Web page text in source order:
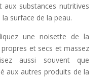
aux substances nutritives
surface de la peau.
une noisette de la
et secs et massez
aussi souvent que
aux autres produits de la